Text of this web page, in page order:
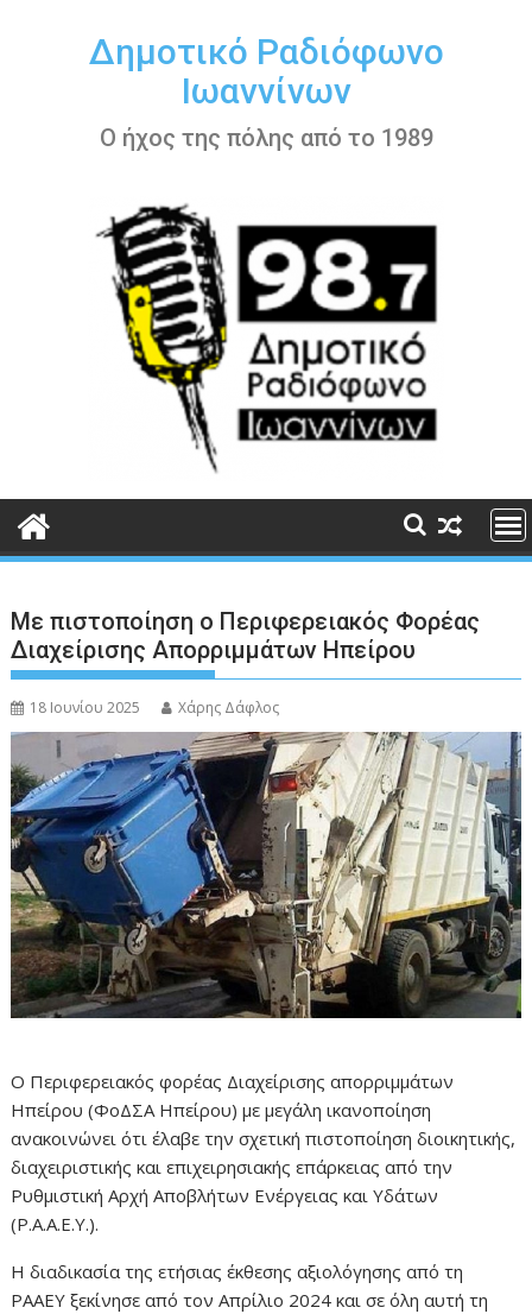
περιεχόμενοΔημοτικό Ραδιόφωνο
Ιωαννίνων
Ο ήχος της πόλης από το 1989
Με πιστοποίηση ο Περιφερειακός Φορέας
Διαχείρισης Απορριμμάτων Ηπείρου
18 Ιουνίου 2025 Χάρης Δάφλος
Ο Περιφερειακός φορέας Διαχείρισης απορριμμάτων
Ηπείρου (ΦοΔΣΑ Ηπείρου) με μεγάλη ικανοποίηση
ανακοινώνει ότι έλαβε την σχετική πιστοποίηση διοικητικής,
διαχειριστικής και επιχειρησιακής επάρκειας από την
Ρυθμιστική Αρχή Αποβλήτων Ενέργειας και Υδάτων
(Ρ.Α.Α.Ε.Υ.).
Η διαδικασία της ετήσιας έκθεσης αξιολόγησης από τη
ΡΑΑΕΥ ξεκίνησε από τον Απρίλιο 2024 και σε όλη αυτή τη